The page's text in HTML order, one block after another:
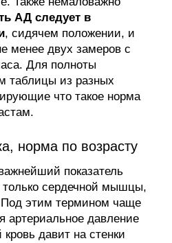
АД следует в
, сидячем положении, и
менее двух замеров с
Для полноты
таблицы из разных
что такое норма
норма по возрасту
показатель
сердечной мышцы,
Под этим термином чаще
артериальное давление
давит на стенки